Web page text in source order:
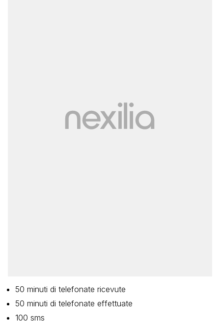
50 minuti di telefonate ricevute
50 minuti di telefonate effettuate
100 sms